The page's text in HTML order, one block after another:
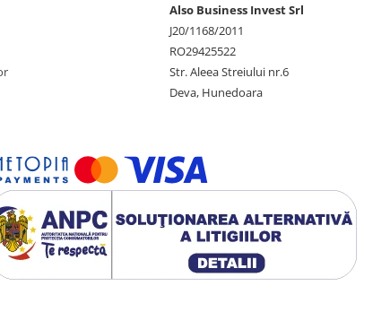
Also Business Invest Srl
J20/1168/2011
RO29425522
Str. Aleea Streiului nr.6
Deva, Hunedoara